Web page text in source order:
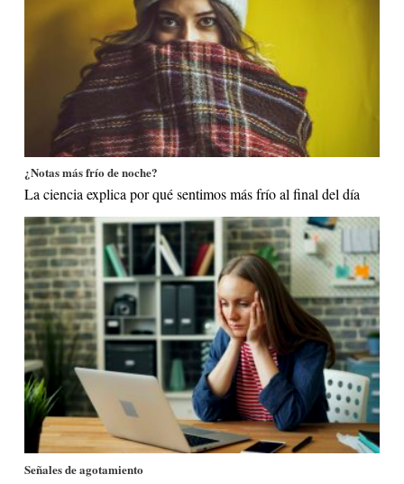
¿Notas más frío de noche?
La ciencia explica por qué sentimos más frío al final del día
Señales de agotamiento